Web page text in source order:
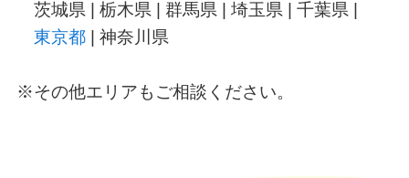
茨城県 | 栃木県 | 群馬県 | 埼玉県 | 千葉県 |
東京都| 神奈川県
※その他エリアもご相談ください。